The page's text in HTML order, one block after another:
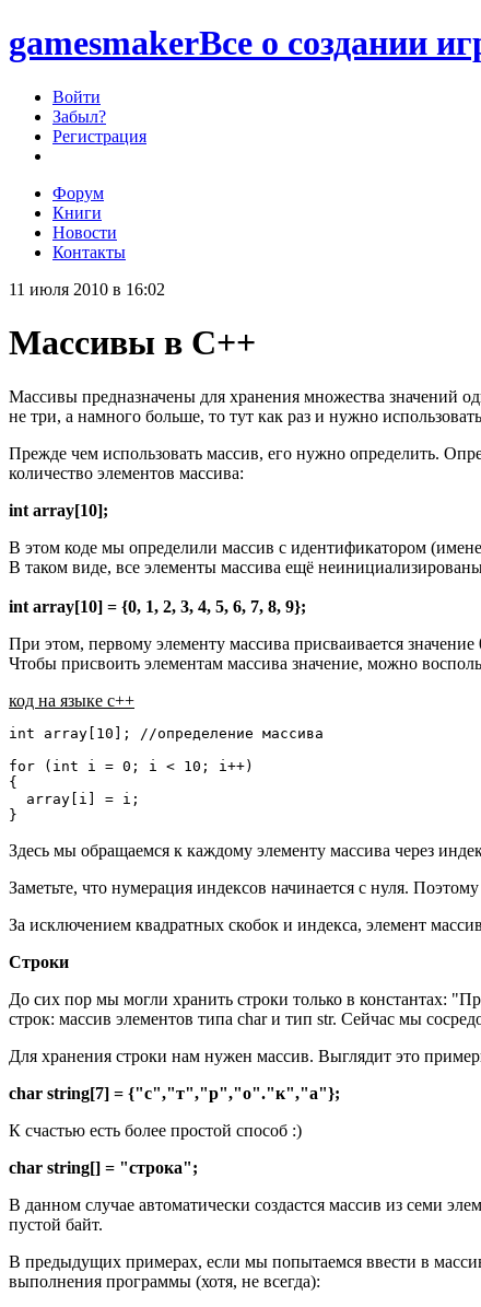
gamesmakerВсе о создании
Войти
Забыл?
Регистрация
Форум
Книги
Новости
Контакты
11 июля 2010 в 16:02
Массивы в C++
Массивы предназначены для хранения множества значений
не три, а намного больше, то тут как раз и нужно
Прежде чем использовать массив, его нужно определить.
количество элементов массива:
int array[10];
В этом коде мы определили массив с идентификатором
В таком виде, все элементы массива ещё
int array[10] = {0, 1, 2, 3, 4, 5, 6, 7, 8, 9};
При этом, первому элементу массива присваивается значение
Чтобы присвоить элементам массива значение, можно
код на языке c++
int array[10]; //определение массива
for (int i = 0; i < 10; i++)
{
  array[i] = i;
}
Здесь мы обращаемся к каждому элементу массива через
Заметьте, что нумерация индексов начинается с нуля.
За исключением квадратных скобок и индекса, элемент
Строки
До сих пор мы могли хранить строки только в константах:
строк: массив элементов типа char и тип str. Сейчас мы
Для хранения строки нам нужен массив. Выглядит это
char string[7] = {"с","т","р","о"."к","а"};
К счастью есть более простой способ :)
char string[] = "строка";
В данном случае автоматически создастся массив из семи
пустой байт.
В предыдущих примерах, если мы попытаемся ввести в
выполнения программы (хотя, не всегда):